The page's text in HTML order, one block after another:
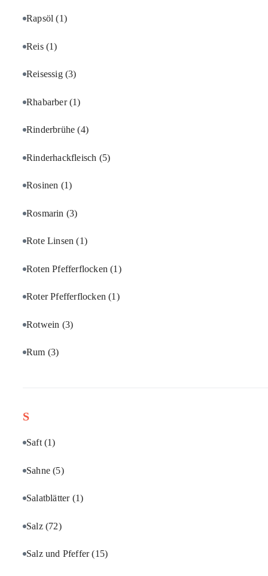
Rapsöl(1)
Reis (1)
Reisessig (3)
Rhabarber(1)
Rinderbrühe(4)
Rinderhackfleisch (5)
Rosinen (1)
Rosmarin (3)
Rote Linsen(1)
Roten Pfefferflocken(1)
Roter Pfefferflocken(1)
Rotwein (3)
Rum (3)
S
Saft(1)
Sahne(5)
Salatblätter (1)
Salz (72)
Salz und Pfeffer(15)